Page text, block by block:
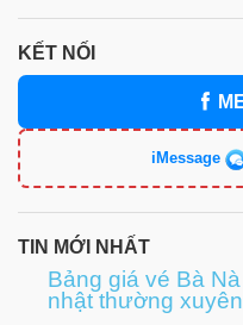
KẾT NỐI
iMessage
TIN MỚI NHẤT
Bảng giá vé Bà
nhật thường xuyên